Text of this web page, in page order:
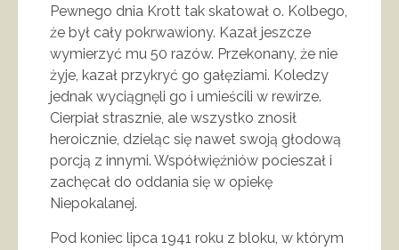
Pewnego dnia Krott tak skatował o. Kolbego,
że był cały pokrwawiony. Kazał jeszcze
wymierzyć mu 50 razów. Przekonany, że nie
żyje, kazał przykryć go gałęziami. Koledzy
jednak wyciągnęli go i umieścili w rewirze.
Cierpiał strasznie, ale wszystko znosił
heroicznie, dzieląc się nawet swoją głodową
porcją z innymi. Współwięźniów pocieszał i
zachęcał do oddania się w opiekę
Niepokalanej.
Pod koniec lipca 1941 roku z bloku, w którym